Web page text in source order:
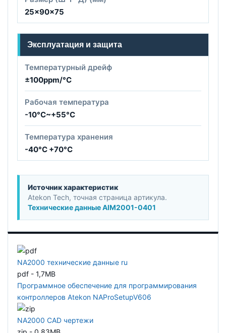
25x90x75
Эксплуатация и защита
Температурный дрейф
±100ppm/°C
Рабочая температура
-10°C~+55°C
Температура хранения
-40°C +70°C
Источник характеристик
Atekon Tech, точная страница артикула.
Технические данные AIM2001-0401
NA2000 технические данные ru
pdf - 1,7MB
Программное обеспечение для программирования
контроллеров Atekon NAProSetupV606
NA2000 CAD чертежи